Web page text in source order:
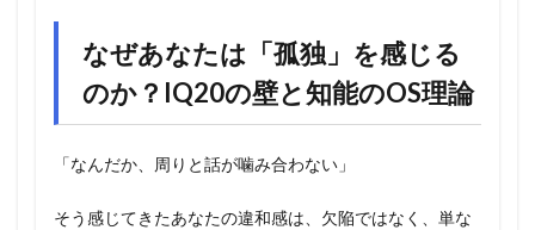
なぜあなたは「孤独」を感じる
のか？IQ20の壁と知能のOS理論
「なんだか、周りと話が噛み合わない」
そう感じてきたあなたの違和感は、欠陥ではなく、単な